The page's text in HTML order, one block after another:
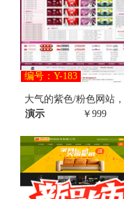
编号：Y-183
大气的紫色/粉色网站
演示
￥999